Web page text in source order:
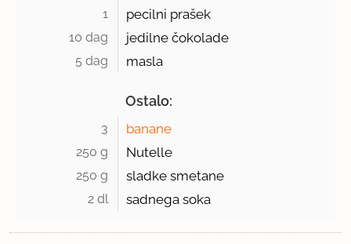
1 pecilni prašek
10 dag jedilne čokolade
5 dag masla
Ostalo:
3 banane
250 g Nutelle
250 g sladke smetane
2 dl sadnega soka